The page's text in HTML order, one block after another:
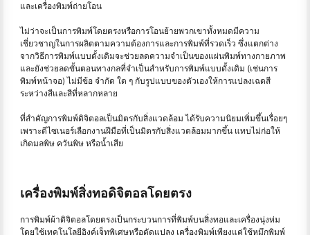
และเครื่องพิมพ์ถ่ายโอน
ไม่ว่าจะเป็นการพิมพ์โดยตรงหรือการโอนย้ายพวกเขาทั้งหมดมีความ
เชี่ยวชาญในการผลิตตามความต้องการและการพิมพ์ที่รวดเร็ว ซึ่งแตกต่าง
จากวิธีการพิมพ์แบบดั้งเดิมจะช่วยลดความจำเป็นของแผ่นพิมพ์ทางกายภาพ
และยังช่วยลดขั้นตอนทางกลที่จำเป็นสำหรับการพิมพ์แบบดั้งเดิม (เช่นการ
พิมพ์หน้าจอ) ไม่มีข้อ จำกัด ใด ๆ กับรูปแบบของตัวเองให้การแปลงเฉดสี
ระหว่างสีและสีที่หลากหลาย
ที่สำคัญการพิมพ์ดิจิตอลเป็นมิตรกับสิ่งแวดล้อม ได้รับความนิยมเพิ่มขึ้นเรื่อยๆ
เพราะดีไซเนอร์เลือกงานฝีมือที่เป็นมิตรกับสิ่งแวดล้อมมากขึ้น แทบไม่ก่อให้
เกิดมลพิษ ควันพิษ หรือน้ำเสีย
เครื่องพิมพ์สิ่งทอดิจิตอลโดยตรง
การพิมพ์ผ้าดิจิตอลโดยตรงเป็นกระบวนการที่พิมพ์บนสิ่งทอและเครื่องนุ่งห่ม
โดยใช้เทคโนโลยีอิงค์เจ็ทพิเศษหรือดัดแปลง เครื่องพิมพ์เพียงแค่ใช้หมึกพิมพ์